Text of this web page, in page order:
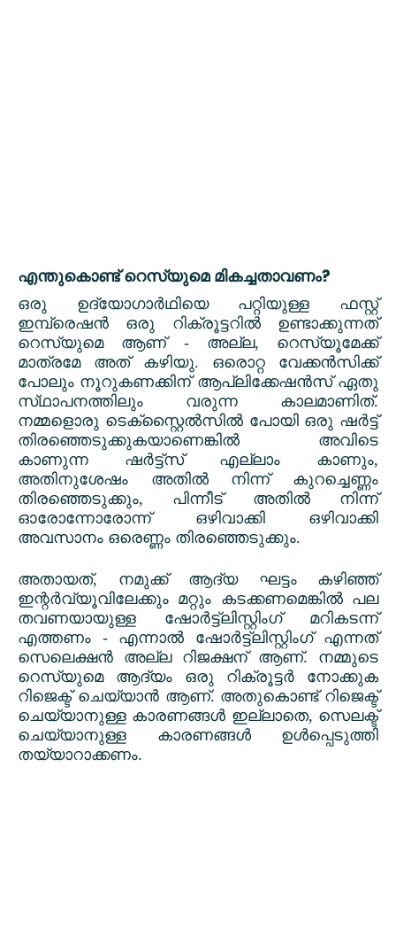
എന്തുകൊണ്ട് റെസ്യുമെ മികച്ചതാവണം?
ഒരു ഉദ്യോഗാർഥിയെ പറ്റിയുള്ള ഫസ്റ്റ്
ഇമ്പ്രെഷൻ ഒരു റിക്രൂട്ടറിൽ ഉണ്ടാക്കുന്നത്
റെസ്യുമെ ആണ് - അല്ല, റെസ്യൂമേക്ക്
മാത്രമേ അത് കഴിയു. ഒരൊറ്റ വേക്കൻസിക്ക്
പോലും നൂറുകണക്കിന് ആപ്ലിക്കേഷൻസ് ഏതു
സ്‌ഥാപനത്തിലും വരുന്ന കാലമാണിത്.
നമ്മളൊരു ടെക്സ്റ്റൈൽസിൽ പോയി ഒരു ഷർട്ട്
തിരഞ്ഞെടുക്കുകയാണെങ്കിൽ അവിടെ
കാണുന്ന ഷർട്ട്സ് എല്ലാം കാണും,
അതിനുശേഷം അതിൽ നിന്ന് കുറച്ചെണ്ണം
തിരഞ്ഞെടുക്കും, പിന്നീട് അതിൽ നിന്ന്
ഓരോന്നോരോന്ന് ഒഴിവാക്കി ഒഴിവാക്കി
അവസാനം ഒരെണ്ണം തിരഞ്ഞെടുക്കും.
അതായത്, നമുക്ക് ആദ്യ ഘട്ടം കഴിഞ്ഞ്
ഇന്റർവ്യൂവിലേക്കും മറ്റും കടക്കണമെങ്കിൽ പല
തവണയായുള്ള ഷോർട്ട്ലിസ്റ്റിംഗ് മറികടന്ന്
എത്തണം - എന്നാൽ ഷോർട്ട്ലിസ്റ്റിംഗ് എന്നത്
സെലെക്ഷൻ അല്ല റിജക്ഷന് ആണ്. നമ്മുടെ
റെസ്യുമെ ആദ്യം ഒരു റിക്രൂട്ടർ നോക്കുക
റിജെക്ട് ചെയ്യാൻ ആണ്. അതുകൊണ്ട് റിജെക്ട്
ചെയ്യാനുള്ള കാരണങ്ങൾ ഇല്ലാതെ, സെലക്ട്
ചെയ്യാനുള്ള കാരണങ്ങൾ ഉൾപ്പെടുത്തി
തയ്യാറാക്കണം.